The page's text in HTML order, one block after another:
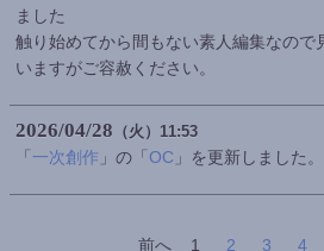
ました
触り始めてから間もない素人編集なので
いますがご容赦ください。
2026 04 28 （火） 11:53
「 一次創作 」の「 OC 」を更新しました。
前へ 1 2 3 4